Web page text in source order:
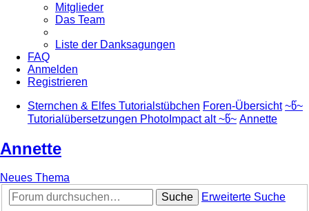
Mitglieder
Das Team
Liste der Danksagungen
FAQ
Anmelden
Registrieren
Sternchen & Elfes Tutorialstübchen Foren-Übersicht ~წ~
Tutorialübersetzungen PhotoImpact alt ~წ~ Annette
Annette
Neues Thema
Suche
Erweiterte Suche